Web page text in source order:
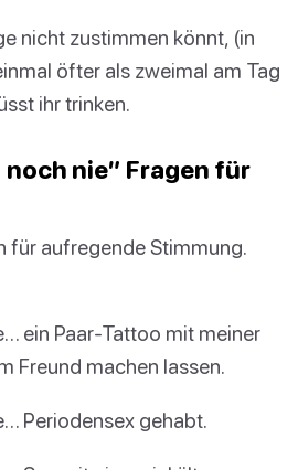
nicht zustimmen könnt, (in
öfter als zweimal am Tag
ihr trinken.
noch nie” Fragen für
für aufregende Stimmung.
ein Paar-Tattoo mit meiner
Freund machen lassen.
Periodensex gehabt.